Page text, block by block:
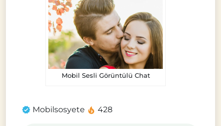
Mobil Sesli Görüntülü Chat
Mobilsosyete 428